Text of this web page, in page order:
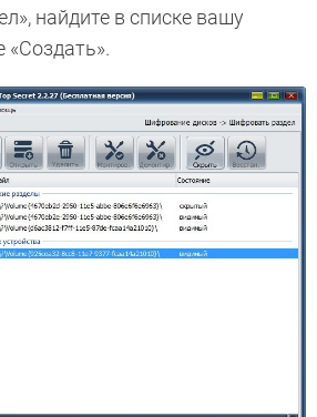
найдите в списке вашу
«Создать».